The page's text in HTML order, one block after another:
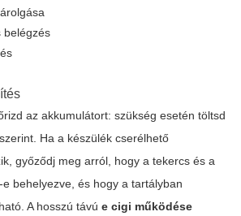
belégzés
az akkumulátort: szükség esetén töltsd
Ha a készülék cserélhető
győződj meg arról, hogy a tekercs és a
behelyezve, és hogy a tartályban
A hosszú távú e cigi működése